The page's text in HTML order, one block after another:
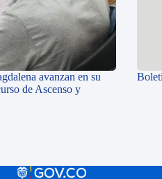
avanzan en su
de Ascenso y